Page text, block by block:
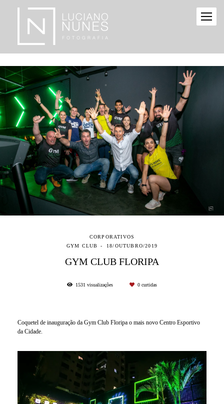
CORPORATIVOS
GYM CLUB
18/OUTUBRO/2019
GYM CLUB FLORIPA
1531 visualizações 0 curtidas
Coquetel de inauguração da Gym Club Floripa o mais novo Centro Esportivo
da Cidade.